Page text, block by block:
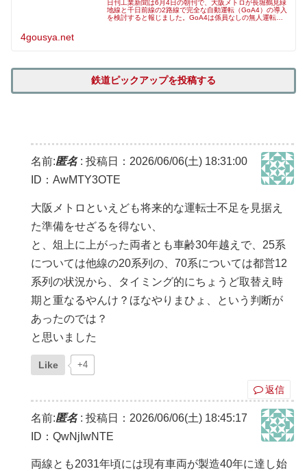
日刊工業新聞は6月4日の朝刊で、大阪メトロが長堀鶴見緑
地線と千日前線の2路線で完全な自動運転（GoA4）の導入
を検討すると報じました。GoA4は係員なしの無人運転
4gousya.net
鉄道ピックアップを投稿する
名前:匿名: 投稿日：2026/06/06(土) 18:31:00
ID：AwMTY3OTE
大阪メトロといえども将来的な運転士不足を見据え
た準備をせざるを得ない、
と、俎上に上がった両者とも車齢30年越えで、25系
については他線の20系列の、70系については都営12
系列の状況から、タイミング的にちょうど取替え時
期と重なるやんけ？ほなやりまひょ、という判断が
あったのでは？
と思いました
Like +4
返信
名前:匿名: 投稿日：2026/06/06(土) 18:45:17
ID：QwNjIwNTE
両線とも2031年頃には現有車両が製造40年に達し始